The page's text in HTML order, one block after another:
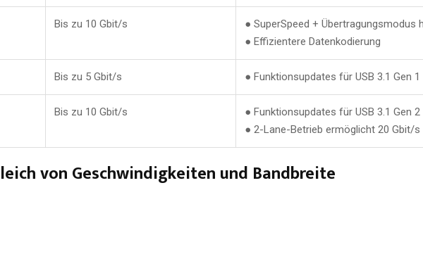
Bis zu 10 Gbit/s
● SuperSpeed + Übertragungsmodus
● Effizientere Datenkodierung
Bis zu 5 Gbit/s ● Funktionsupdates für USB 3.1 Gen 1
Bis zu 10 Gbit/s
● Funktionsupdates für USB 3.1 Gen 2
● 2-Lane-Betrieb ermöglicht 20 Gbit/s
von Geschwindigkeiten und Bandbreite